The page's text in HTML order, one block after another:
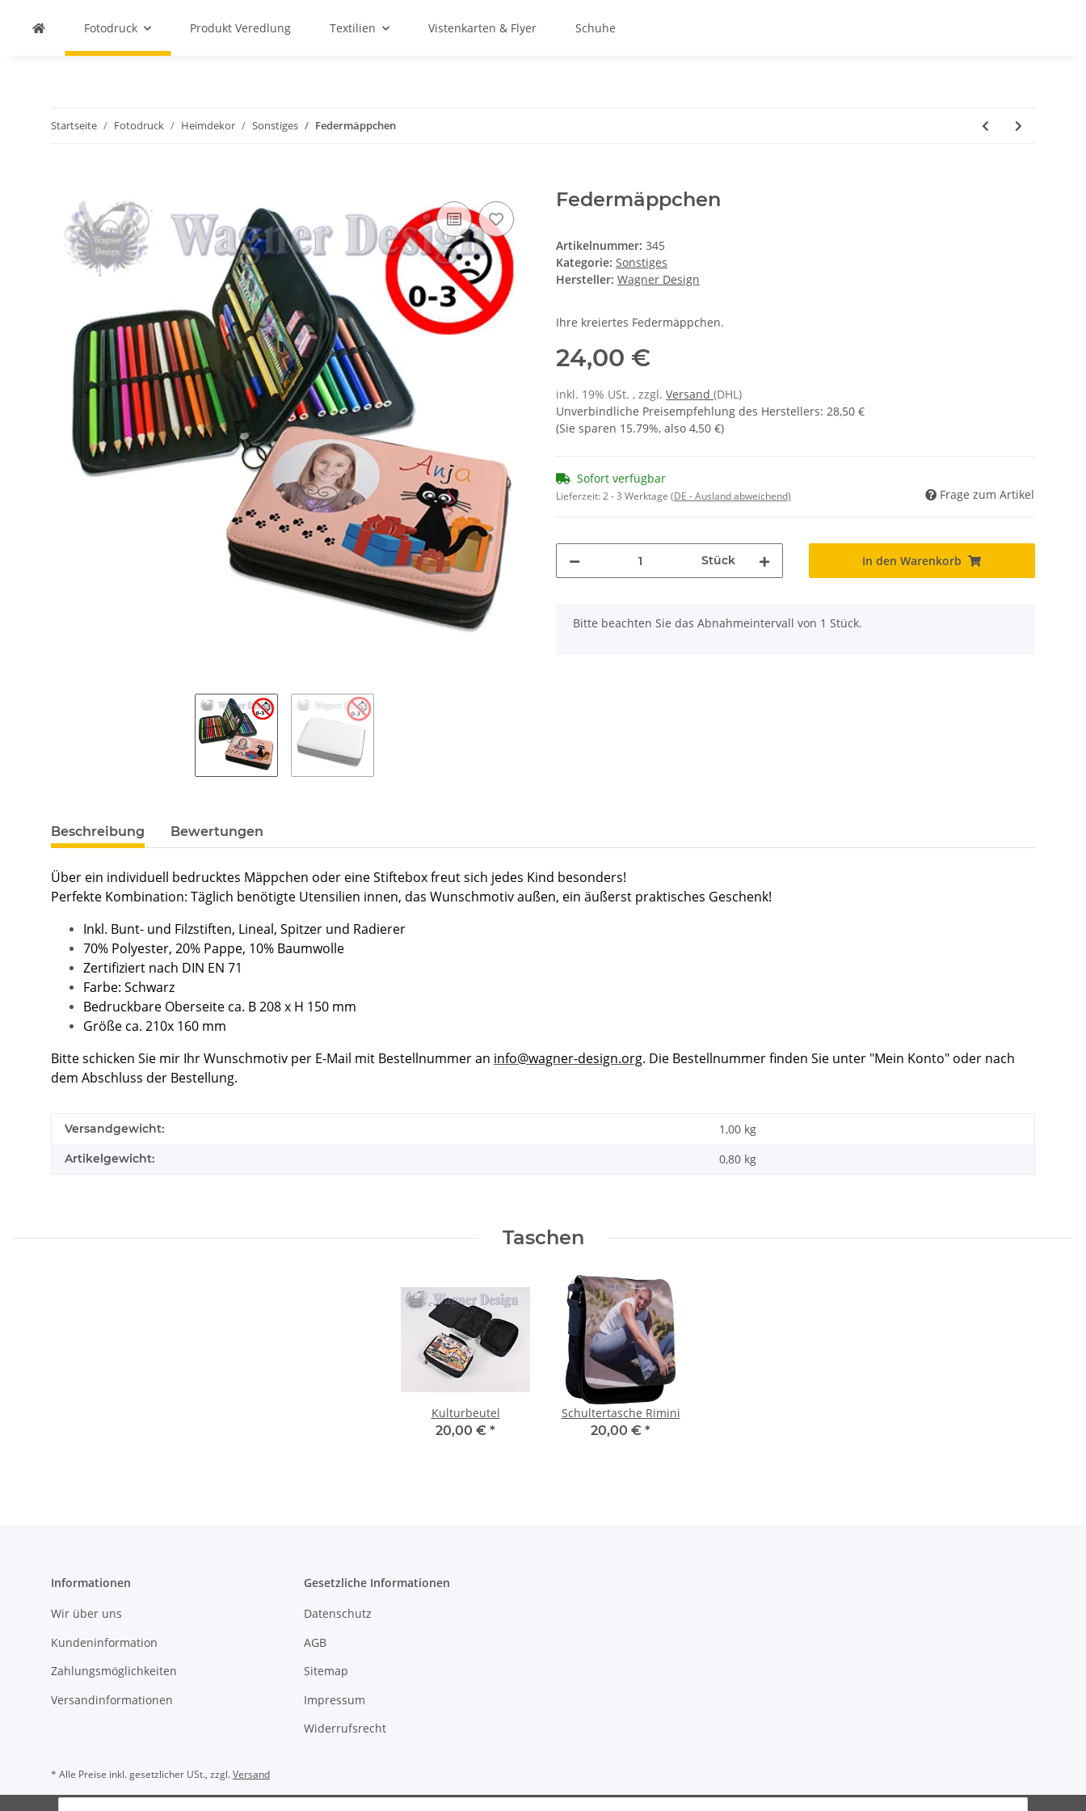
Fotodruck Produkt Veredlung Textilien Vistenkarten & Flyer Schuhe
Startseite Fotodruck Heimdekor Sonstiges Federmäppchen
Federmäppchen
Artikelnummer: 345
Kategorie: Sonstiges
Hersteller: Wagner Design
Ihre kreiertes Federmäppchen.
24,00 €
inkl. 19% USt. , zzgl. Versand (DHL)
Unverbindliche Preisempfehlung des Herstellers: 28,50 €
(Sie sparen 15.79%, also 4,50 €)
Sofort verfügbar
Lieferzeit:2 - 3 Werktage (DE - Ausland abweichend) Frage zum Artikel
Stück In den Warenkorb
x
Bitte beachten Sie das Abnahmeintervall von 1 Stück.
Beschreibung Bewertungen
Über ein individuell bedrucktes Mäppchen oder eine Stiftebox freut sich jedes Kind besonders!
Perfekte Kombination: Täglich benötigte Utensilien innen, das Wunschmotiv außen, ein äußerst praktisches Geschenk!
Inkl. Bunt- und Filzstiften, Lineal, Spitzer und Radierer
70% Polyester, 20% Pappe, 10% Baumwolle
Zertifiziert nach DIN EN 71
Farbe: Schwarz
Bedruckbare Oberseite ca. B 208 x H 150 mm
Größe ca. 210x 160 mm
Bitte schicken Sie mir Ihr Wunschmotiv per E-Mail mit Bestellnummer an info@wagner-design.org. Die Bestellnummer finden Sie unter "Mein Konto" oder nach
dem Abschluss der Bestellung.
Versandgewicht: 1,00 kg
Artikelgewicht: 0,80 kg
Taschen
Kulturbeutel
20,00 € *
Schultertasche Rimini
20,00 € *
Informationen
Wir über uns
Kundeninformation
Zahlungsmöglichkeiten
Versandinformationen
Gesetzliche Informationen
Datenschutz
AGB
Sitemap
Impressum
Widerrufsrecht
* Alle Preise inkl. gesetzlicher USt., zzgl.Versand